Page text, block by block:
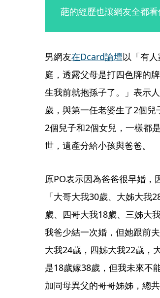
葩的經歷也讓網友全都看
男網友在Dcard論壇以「有
庭，透露父母是打四色牌的
生我前就抱孫子了。」表示
歲，與第一任老婆生了2個
2個兒子和2個女兒，一樣都
世，遺產分給小孩與爸爸。
原PO表示因為爸爸很早婚，
「大哥大我30歲、大姊大我
歲、四哥大我18歲、三姊大
我爸少結一次婚，但她跟前
大我24歲，四姊大我22歲，
是18歲嫁38歲，但我未來不
加同母異父的哥哥姊姊，總